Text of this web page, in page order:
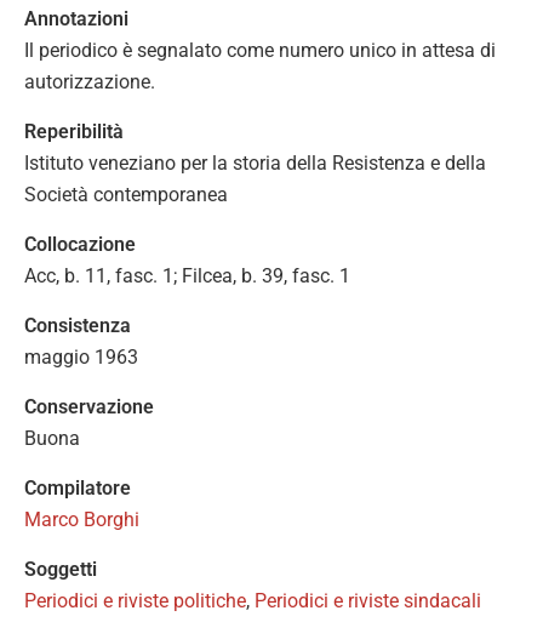
Annotazioni
Il periodico è segnalato come numero unico in attesa di
autorizzazione.
Reperibilità
Istituto veneziano per la storia della Resistenza e della
Società contemporanea
Collocazione
Acc, b. 11, fasc. 1; Filcea, b. 39, fasc. 1
Consistenza
maggio 1963
Conservazione
Buona
Compilatore
Marco Borghi
Soggetti
Periodici e riviste politiche, Periodici e riviste sindacali